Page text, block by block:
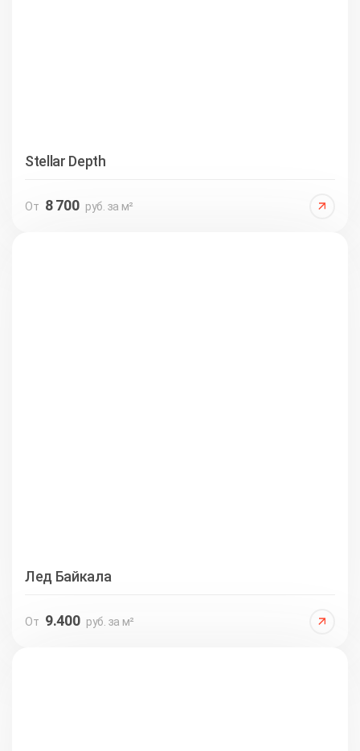
Stellar Depth
От 8 700 руб. за м²
Лед Байкала
От 9.400 руб. за м²